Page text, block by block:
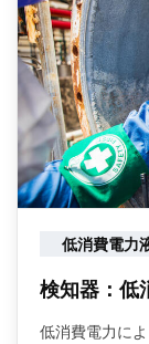
低消費電力
検知器：低
低消費電力に